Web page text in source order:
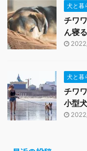
犬と暮
チワ
ん寝
犬と暮
チワ
小型